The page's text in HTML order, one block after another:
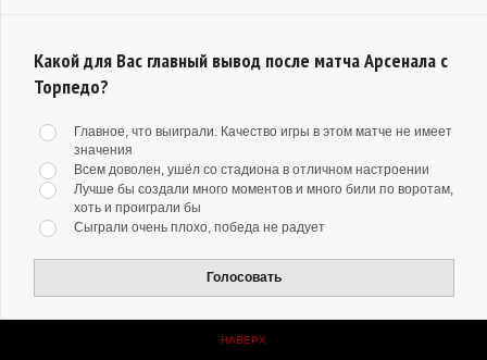
Какой для Вас главный вывод после матча Арсенала с
Торпедо?
Главное, что выиграли. Качество игры в этом матче не имеет
значения
Всем доволен, ушёл со стадиона в отличном настроении
Лучше бы создали много моментов и много били по воротам,
хоть и проиграли бы
Сыграли очень плохо, победа не радует
Голосовать
НАВЕРХ